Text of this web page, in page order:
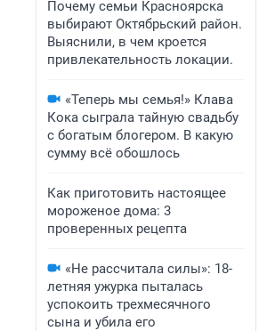
Почему семьи Красноярска
выбирают Октябрьский район.
Выяснили, в чем кроется
привлекательность локации.
«Теперь мы семья!» Клава
Кока сыграла тайную свадьбу
с богатым блогером. В какую
сумму всё обошлось
Как приготовить настоящее
мороженое дома: 3
проверенных рецепта
«Не рассчитала силы»: 18-
летняя ужурка пыталась
успокоить трехмесячного
сына и убила его